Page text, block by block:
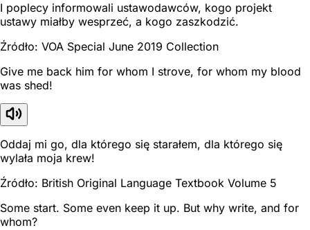
I poplecy informowali ustawodawców, kogo projekt
ustawy miałby wesprzeć, a kogo zaszkodzić.
Źródło: VOA Special June 2019 Collection
Give me back him for whom I strove, for whom my blood
was shed!
Oddaj mi go, dla którego się starałem, dla którego się
wylała moja krew!
Źródło: British Original Language Textbook Volume 5
Some start. Some even keep it up. But why write, and for
whom?